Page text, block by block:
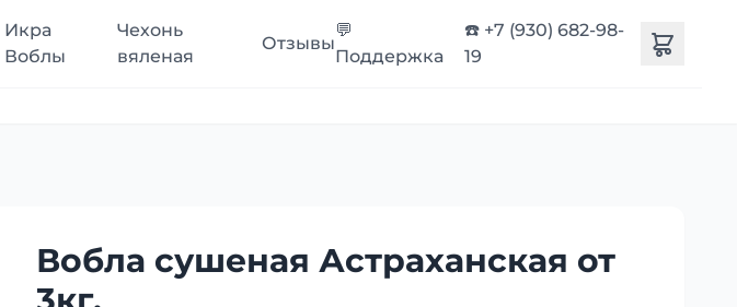
Икра
Воблы
Чехонь
вяленая
Отзывы
💬
Поддержка
☎️ +7 (930) 682-98-
19
Вобла сушеная Астраханская от